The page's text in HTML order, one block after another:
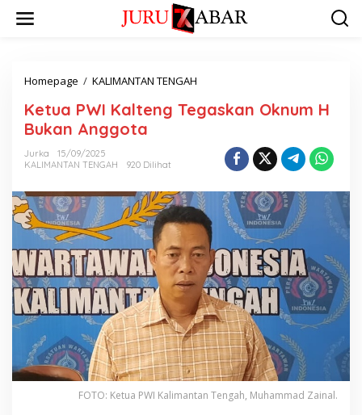
Homepage / KALIMANTAN TENGAH
Ketua PWI Kalteng Tegaskan Oknum H
Bukan Anggota
Jurka
15/09/2025
KALIMANTAN TENGAH
920 Dilihat
FOTO: Ketua PWI Kalimantan Tengah, Muhammad Zainal.